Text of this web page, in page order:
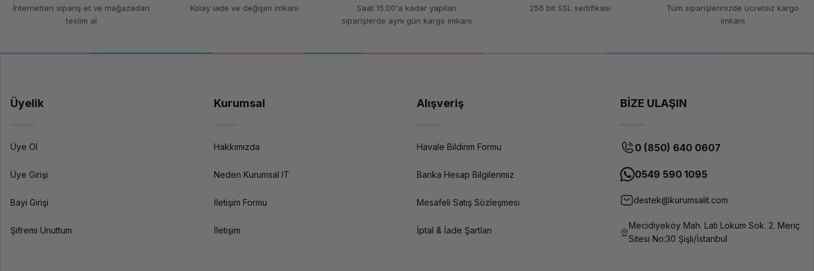
İnternetten sipariş et ve mağazadan
teslim al
Kolay iade ve değişim imkanı
Saat 15.00'a kadar yapılan
siparişlerde aynı gün kargo imkanı
256 bit SSL sertifikası
Tüm siparişlerinizde ücretsiz kargo
imkanı
Üyelik
Üye Ol
Üye Girişi
Bayi Girişi
Şifremi Unuttum
Kurumsal
Hakkımızda
Neden Kurumsal IT
İletişim Formu
İletişim
Alışveriş
Havale Bildirim Formu
Banka Hesap Bilgilerimiz
Mesafeli Satış Sözleşmesi
İptal & İade Şartları
BİZE ULAŞIN
0 (850) 640 0607
0549 590 1095
destek@kurumsalit.com
Mecidiyeköy Mah. Lati Lokum Sok. 2. Meriç
Sitesi No:30 Şişli/İstanbul